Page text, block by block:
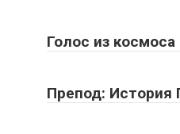
Голос из космоса
Препод: История